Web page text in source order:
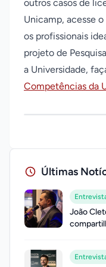
outros casos de
Unicamp, acesse
os profissionais
projeto de
a Universidade,
Competências da
Últimas
João